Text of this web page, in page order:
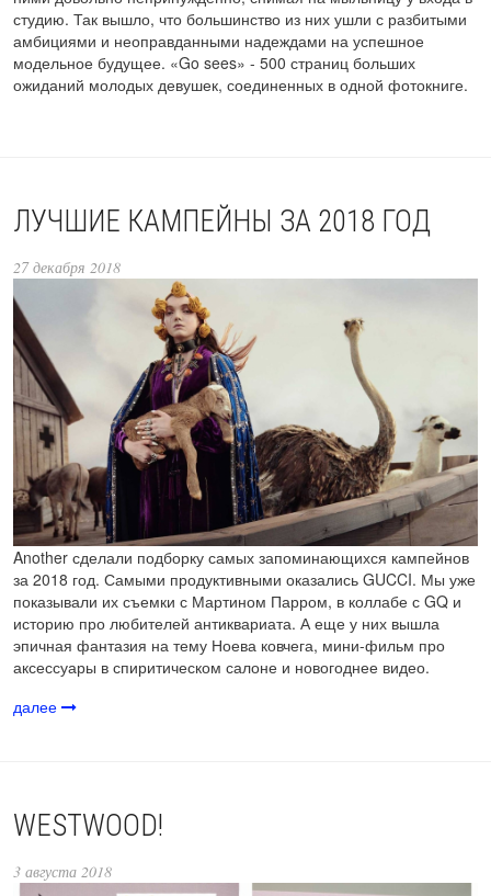
студию. Так вышло, что большинство из них ушли с разбитыми
амбициями и неоправданными надеждами на успешное
модельное будущее. «Go sees» - 500 страниц больших
ожиданий молодых девушек, соединенных в одной фотокниге.
ЛУЧШИЕ КАМПЕЙНЫ ЗА 2018 ГОД
27 декабря 2018
Another сделали подборку самых запоминающихся кампейнов
за 2018 год. Самыми продуктивными оказались GUCCI. Мы уже
показывали их съемки с Мартином Парром, в коллабе с GQ и
историю про любителей антиквариата. А еще у них вышла
эпичная фантазия на тему Ноева ковчега, мини-фильм про
аксессуары в спиритическом салоне и новогоднее видео.
далее
WESTWOOD!
3 августа 2018